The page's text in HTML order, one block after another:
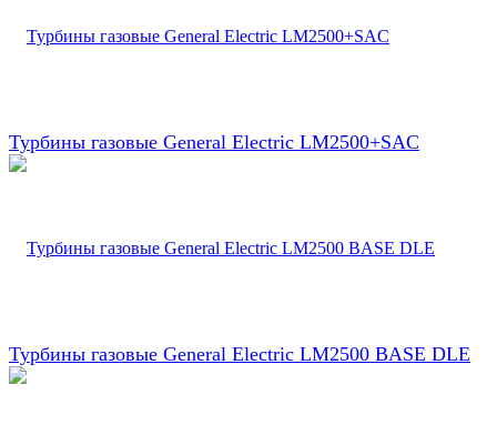
Турбины газовые General Electric LM2500+SAC
Турбины газовые General Electric LM2500 BASE DLE